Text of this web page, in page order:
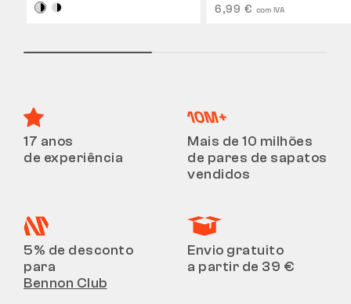
6,99 € com IVA
17 anos
de experiência
Mais de 10 milhões
de pares de sapatos
vendidos
5% de desconto
para
Bennon Club
Envio gratuito
a partir de 39 €